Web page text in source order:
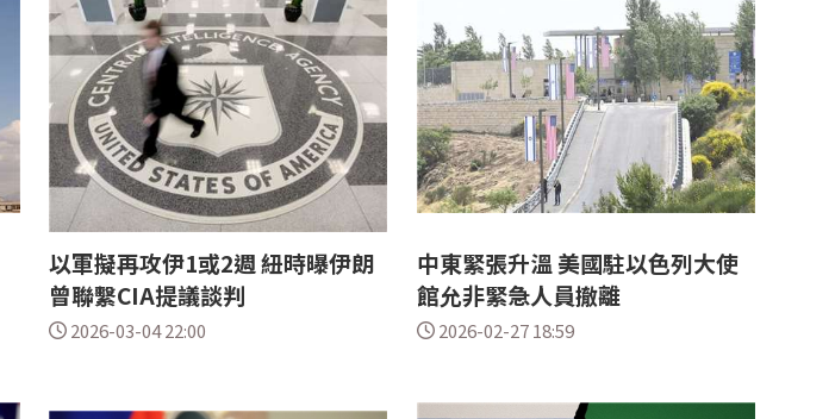
以軍擬再攻伊1或2週 紐時曝伊朗
曾聯繫CIA提議談判
2026-03-04 22:00
中東緊張升溫 美國駐以色列大使
館允非緊急人員撤離
2026-02-27 18:59